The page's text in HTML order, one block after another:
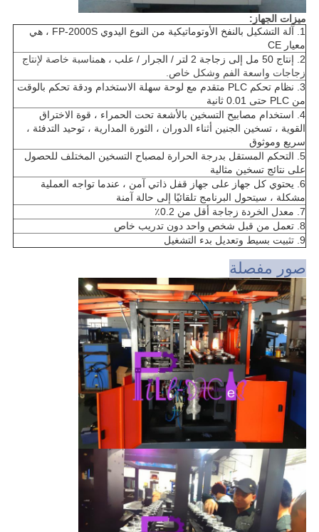
ميزات الجهاز:
1. آلة التشكيل بالنفخ الأوتوماتيكية من النوع اليدوي FP-2000S ، هي
معيار CE
2. إنتاج 50 مل إلى زجاجة 2 لتر / الجرار / علب ، ه
مناسبة خاصة لإنتاج
زجاجات واسعة الفم وشكل خاص.
3. نظام تحكم PLC متقدم مع لوحة سهلة الاستخدام ودقة تحكم بالوقت
من PLC حتى 0.01 ثانية
4. استخدام مصابيح التسخين بالأشعة تحت الحمراء ، قوة الاختراق
القوية ، تسخين الجنين أثناء الدوران ، الثورة المدارية ، توحيد التدفئة ،
سريع وموثوق
5. التحكم المستقل بدرجة الحرارة لمصباح التسخين المختلف للحصول
على نتائج تسخين مثالية
6. يحتوي كل جهاز على جهاز قفل ذاتي آمن ، عندما تواجه العملية
مشكلة ، سيتحول البرنامج تلقائيًا إلى حالة آمنة
7. معدل الخردة زجاجة أقل من 0.2٪
8. تعمل من قبل شخص واحد دون تدريب خاص
9. تثبيت بسيط وتعديل بدء التشغيل
صور مفصلة